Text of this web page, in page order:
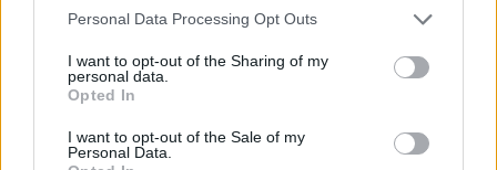
Please note that this website/app uses one or more Google
not limited to your visit or usage behaviour. You may click to
grant or deny consent to Google and its third-party tags to
use your data for below specified purposes in below Google
consent section.
Personal Data Processing Opt Outs
I want to opt-out of the Sharing of my
personal data.
Opted In
I want to opt-out of the Sale of my
Personal Data.